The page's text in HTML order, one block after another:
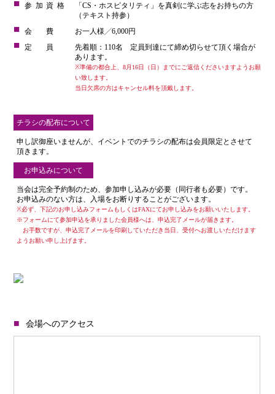
参加資格
「CS・ホスピタリティ」を真剣に学ぶ志をお持ちの方
（テキスト持参）
会費
お一人様╱6,000円
定員
先着順：110名 定員到達にて締め切らせて頂く場合が
あります。
※準備の都合上、8月16日（日）までにご返信くださいますようお願
い致します。
当日欠席の方はキャンセル料を頂戴します。
チラシの配布について
申し訳御座いませんが、イベントでのチラシの配布は会員限定とさせて
頂きます。
お申込みについて
当会は完全予約制のため、参加申し込みが必要（同行者も必要）です。
お申込みのない方は、入場をお断りすることがございます。
※必ず、下記のお申し込みフォームもしくはFAXにてお申し込みをお願いいたします。
※フォームにて参加申込を承りました会員様へは、申込完了メールが届きます。
お手数ですが、申込完了メールを印刷していただき当日、受付へお渡しいただけます
ようお願い申し上げます。
会場へのアクセス